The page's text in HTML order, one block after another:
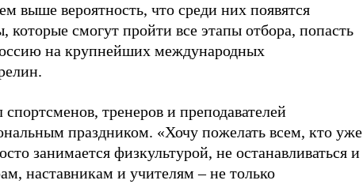
выше вероятность, что среди них появятся
которые смогут пройти все этапы отбора, попасть
на крупнейших международных
тренеров и преподавателей
праздником. «Хочу пожелать всем, кто уже
занимается физкультурой, не останавливаться и
наставникам и учителям – не только